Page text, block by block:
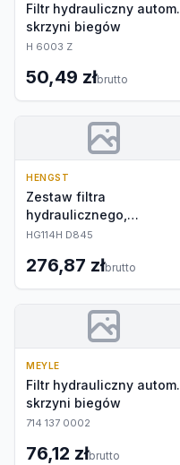
Filtr hydrauliczny autom.
skrzyni biegów
H 6003 Z
50,49 złbrutto
HENGST
Zestaw filtra
hydraulicznego,
automatyczna skrzynia
HG114H D845
276,87 złbrutto
MEYLE
Filtr hydrauliczny autom.
skrzyni biegów
714 137 0002
76,12 złbrutto